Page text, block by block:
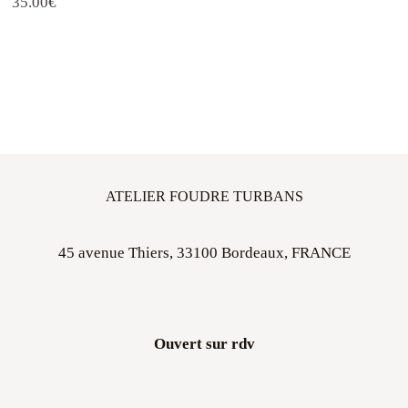
ATELIER FOUDRE TURBANS
45 avenue Thiers, 33100 Bordeaux, FRANCE
Ouvert sur rdv